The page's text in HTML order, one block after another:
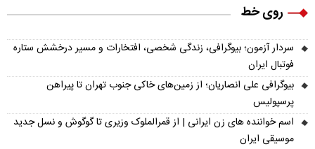
روی خط
سردار آزمون؛ بیوگرافی، زندگی شخصی، افتخارات و مسیر درخشش ستاره
فوتبال ایران
بیوگرافی علی انصاریان؛ از زمین‌های خاکی جنوب تهران تا پیراهن
پرسپولیس
اسم خواننده های زن ایرانی | از قمرالملوک وزیری تا گوگوش و نسل جدید
موسیقی ایران